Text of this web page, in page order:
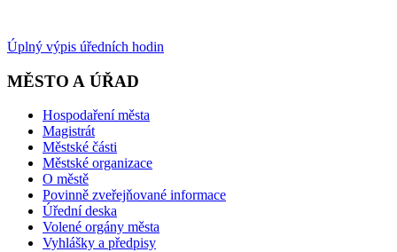
Úplný výpis úředních hodin
MĚSTO A ÚŘAD
Hospodaření města
Magistrát
Městské části
Městské organizace
O městě
Povinně zveřejňované informace
Úřední deska
Volené orgány města
Vyhlášky a předpisy